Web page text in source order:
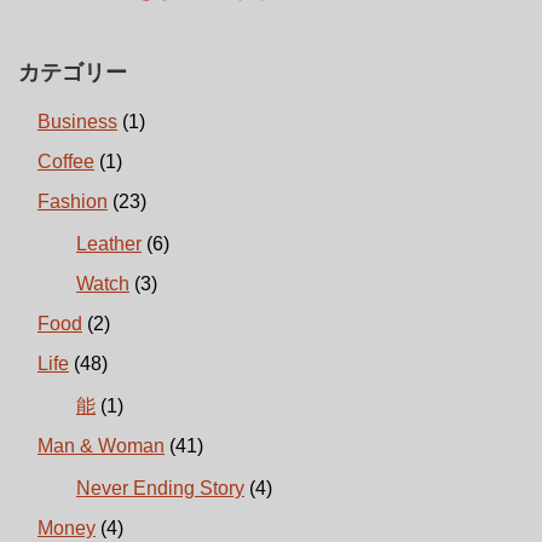
カテゴリー
Business (1)
Coffee (1)
Fashion (23)
Leather (6)
Watch (3)
Food (2)
Life (48)
能 (1)
Man & Woman (41)
Never Ending Story (4)
Money (4)